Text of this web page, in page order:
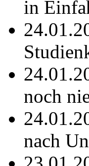
in
noch
nach